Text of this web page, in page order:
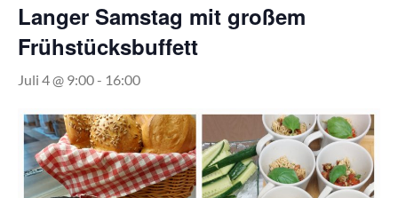
Langer Samstag mit großem
Frühstücksbuffett
Juli 4 @ 9:00- 16:00